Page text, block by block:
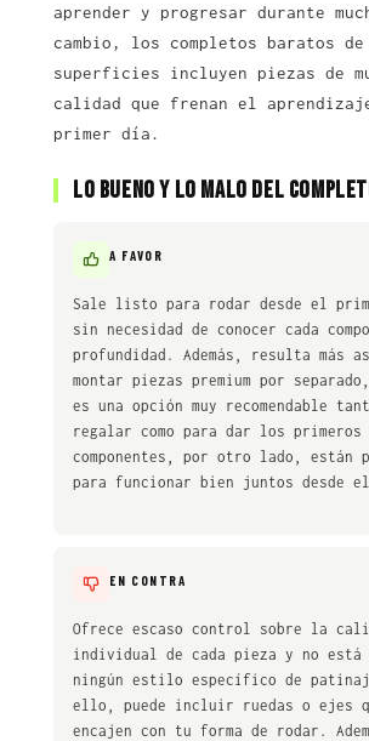
aprender y progresar durante
cambio, los completos baratos de
superficies incluyen piezas de
calidad que frenan el
primer día.
Lo bueno y lo malo del
A FAVOR
Sale listo para rodar desde el
sin necesidad de conocer cada
profundidad. Además, resulta más
montar piezas premium por
es una opción muy recomendable
regalar como para dar los primeros
componentes, por otro lado, están
para funcionar bien juntos desde
EN CONTRA
Ofrece escaso control sobre la
individual de cada pieza y no está
ningún estilo específico de
ello, puede incluir ruedas o ejes
encajen con tu forma de rodar.